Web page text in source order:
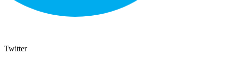
Twitter